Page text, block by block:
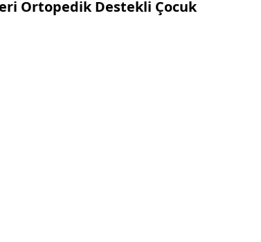
Ortopedik Destekli Çocuk